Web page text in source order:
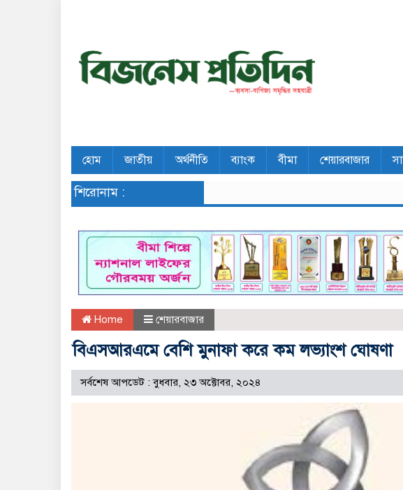
হোম জাতীয় অর্থনীতি ব্যাংক বীমা শেয়ারবাজার
শিরোনাম :
Home শেয়ারবাজার
বিএসআরএমে বেশি মুনাফা করে কম লভ্যাংশ ঘোষণা
সর্বশেষ আপডেট : বুধবার, ২৩ অক্টোবর, ২০২৪